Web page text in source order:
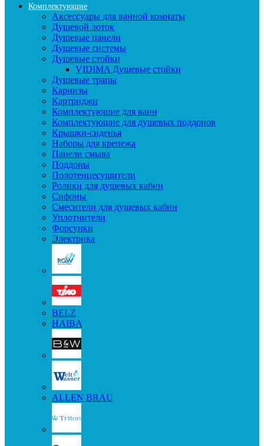
Комплектующие
Аксессуары для ванной комнаты
Душевой лоток
Душевые панели
Душевые системы
Душевые стойки
VIDIMA Душевые стойки
Душевые трапы
Карнизы
Картриджи
Комплектующие для ванн
Комплектующие для душевых поддонов
Крышки-сиденья
Наборы для крепежа
Панели смыва
Поддоны
Полотенцесушители
Ролики для душевых кабин
Сифоны
Смесители для душевых кабин
Уплотнители
Форсунки
Электрика
BELZ
HAIBA
ALLEN BRAU